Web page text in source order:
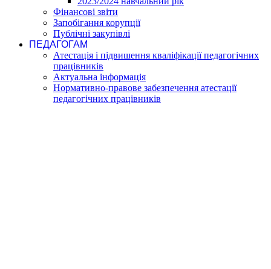
Фінансові звіти
Запобігання корупції
Публічні закупівлі
ПЕДАГОГАМ
Атестація і підвишення кваліфікації педагогічних
працівників
Актуальна інформація
Нормативно-правове забезпечення атестації
педагогічних працівників